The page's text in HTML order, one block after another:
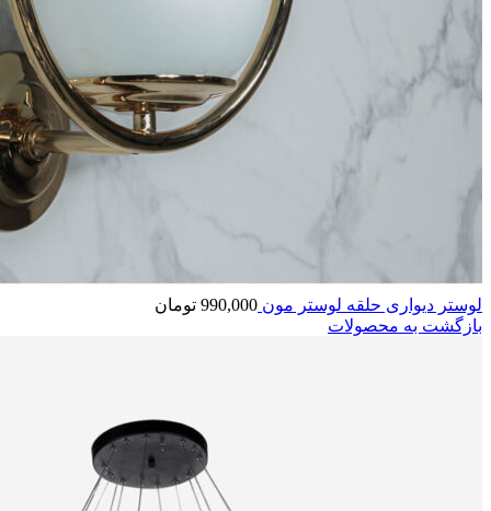
لوستر دیواری حلقه لوستر مون 990,000 تومان
بازگشت به محصولات